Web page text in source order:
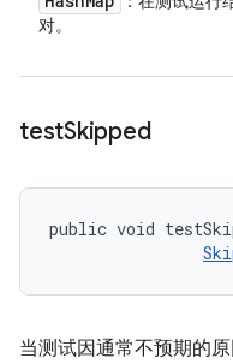
对。
testSkipped
public void
当测试因通常不预期的